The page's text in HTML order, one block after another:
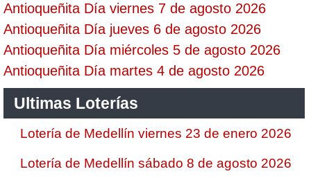
Antioqueñita Día viernes 7 de agosto 2026
Antioqueñita Día jueves 6 de agosto 2026
Antioqueñita Día miércoles 5 de agosto 2026
Antioqueñita Día martes 4 de agosto 2026
Ultimas Loterías
Lotería de Medellín viernes 23 de enero 2026
Lotería de Medellín sábado 8 de agosto 2026